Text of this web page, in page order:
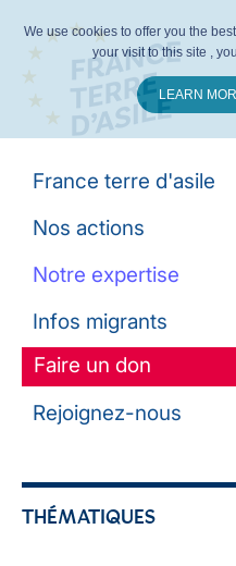
France terre d'asile
Nos actions
Notre expertise
Infos migrants
Faire un don
Rejoignez-nous
THÉMATIQUES
We use cookies to offer you the
your visit to this site ,
LEARN